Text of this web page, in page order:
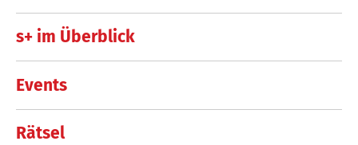
s+ im Überblick
Events
Rätsel